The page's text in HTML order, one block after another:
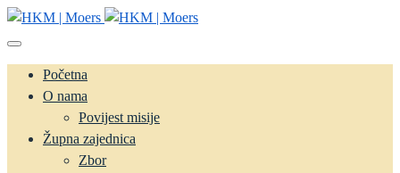
Početna
O nama
Povijest misije
Župna zajednica
Zbor